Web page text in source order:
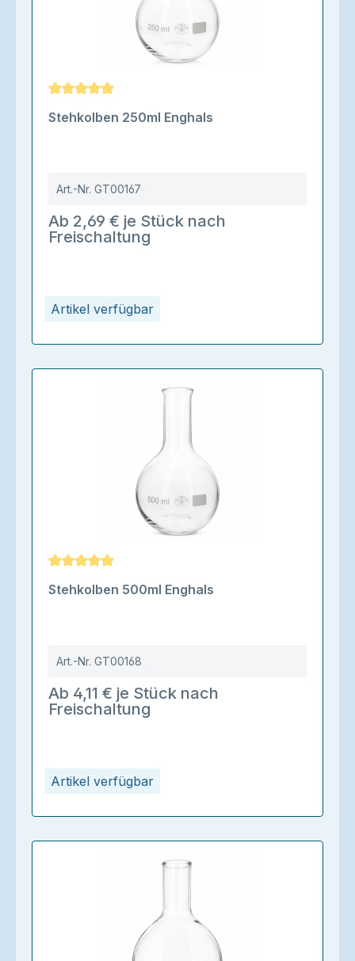
Artikel verfügbar
Stehkolben 250ml Enghals
Art.-Nr. GT00167
Ab 2,69 € je Stück nach
Freischaltung
Artikel verfügbar
Stehkolben 500ml Enghals
Art.-Nr. GT00168
Ab 4,11 € je Stück nach
Freischaltung